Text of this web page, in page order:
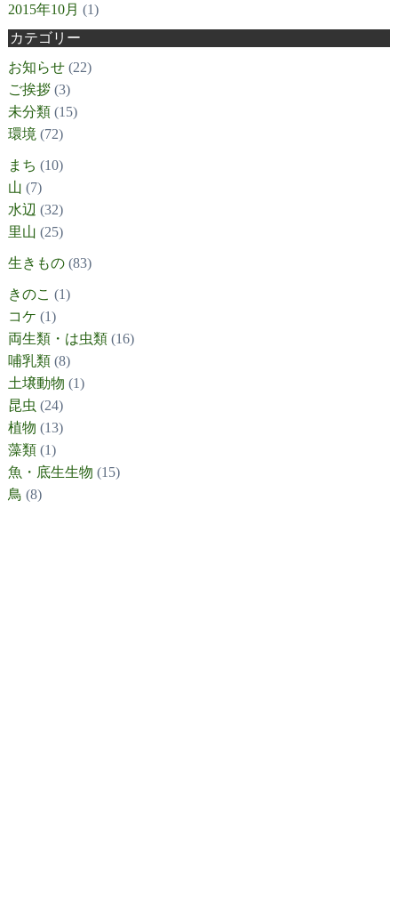
2015年10月 (1)
カテゴリー
お知らせ(22)
ご挨拶(3)
未分類(15)
環境 (72)
まち (10)
山 (7)
水辺 (32)
里山 (25)
生きもの(83)
きのこ (1)
コケ (1)
両生類・は虫類(16)
哺乳類(8)
土壌動物 (1)
昆虫 (24)
植物 (13)
藻類(1)
魚・底生生物 (15)
鳥 (8)